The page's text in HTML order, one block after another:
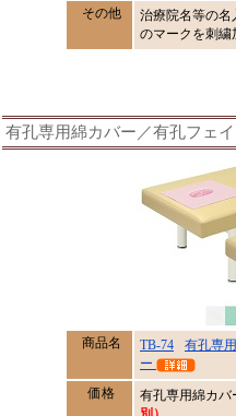
その他
治療院名等の名
のマークを刺繍
有孔専用綿カバー／有孔フェ
商品名 TB-74
有孔専
ー
価格
有孔専用綿カバ